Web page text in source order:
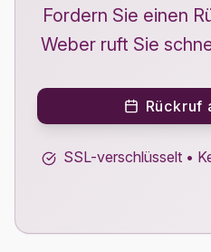
Fordern Sie einen
Weber ruft Sie
Rückruf
SSL-verschlüsselt •